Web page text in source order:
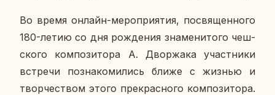
Во время онлайн-ме­ро­при­я­тия, по­свя­щен­но­го
180-летию со дня рож­де­ния зна­ме­ни­то­го чеш­
ско­го ком­по­зи­то­ра А. Двор­жа­ка участ­ни­ки
встре­чи по­зна­ко­ми­лись ближе с жизнью и
твор­че­ством этого пре­крас­но­го ком­по­зи­то­ра.